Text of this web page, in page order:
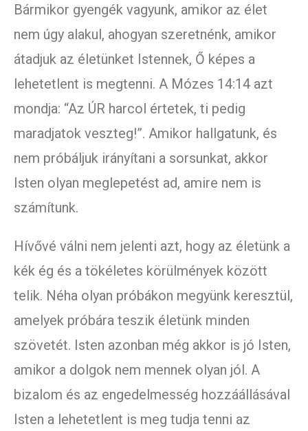
Bármikor gyengék vagyunk, amikor az élet
nem úgy alakul, ahogyan szeretnénk, amikor
átadjuk az életünket Istennek, Ő képes a
lehetetlent is megtenni. A Mózes 14:14 azt
mondja: “Az ÚR harcol értetek, ti pedig
maradjatok veszteg!”. Amikor hallgatunk, és
nem próbáljuk irányítani a sorsunkat, akkor
Isten olyan meglepetést ad, amire nem is
számítunk.
Hívővé válni nem jelenti azt, hogy az életünk a
kék ég és a tökéletes körülmények között
telik. Néha olyan próbákon megyünk keresztül,
amelyek próbára teszik életünk minden
szövetét. Isten azonban még akkor is jó Isten,
amikor a dolgok nem mennek olyan jól. A
bizalom és az engedelmesség hozzáállásával
Isten a lehetetlent is meg tudja tenni az